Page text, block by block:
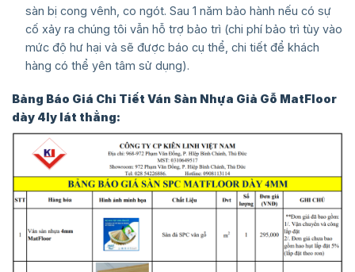
sàn bị cong vênh, co ngót. Sau 1 năm bảo hành nếu có sự
cố xảy ra chúng tôi vẫn hỗ trợ bảo trì (chi phí bảo trì tùy vào
mức độ hư hại và sẽ được báo cụ thể, chi tiết để khách
hàng có thể yên tâm sử dụng).
Bảng Báo Giá Chi Tiết Ván Sàn Nhựa Giả Gỗ MatFloor
dày 4ly lát thẳng: